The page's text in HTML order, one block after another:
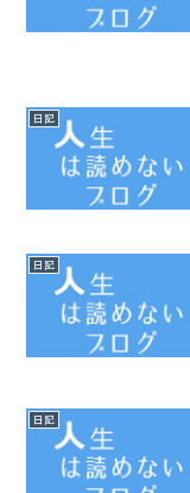
日記
日記
日記